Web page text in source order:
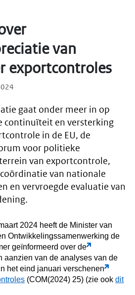
van
exportcontroles
gaat onder meer in op
continuïteit en versterking
in de EU, de
voor politieke
van exportcontrole,
van nationale
en vervroegde evaluatie van
2024 heeft de Minister van
Ontwikkelingssamenwerking de
geïnformeerd over de
aanzien van de analyses van de
het eind januari verschenen
(COM(2024) 25) (zie ook dit